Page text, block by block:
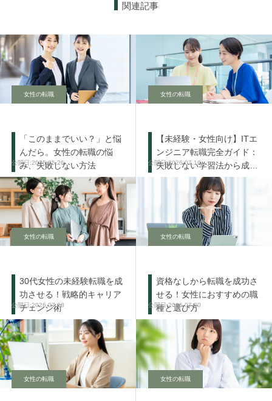
関連記事
女性の転職
「このままでいい？」と悩
んだら。女性の転職の悩
み、失敗しない方法
2025.05.26
女性の転職
【未経験・女性向け】ITエ
ンジニア転職完全ガイド：
失敗しない学習法から成功
の秘訣まで
2026.07.16
女性の転職
30代女性の未経験転職を成
功させる！戦略的キャリア
チェンジ術
2026.07.28
女性の転職
資格なしから転職を成功さ
せる！女性におすすめの職
種と選び方
2026.07.30
女性の転職 女性の転職